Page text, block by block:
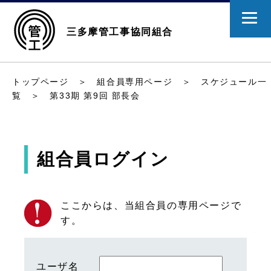
三多摩管工事協同組合
トップページ ＞組合員専用ページ ＞
スケジュール一
覧
＞ 第33期 第9回 部長会
組合員ログイン
ここからは、当組合員の専用ページで
す。
ユーザ名